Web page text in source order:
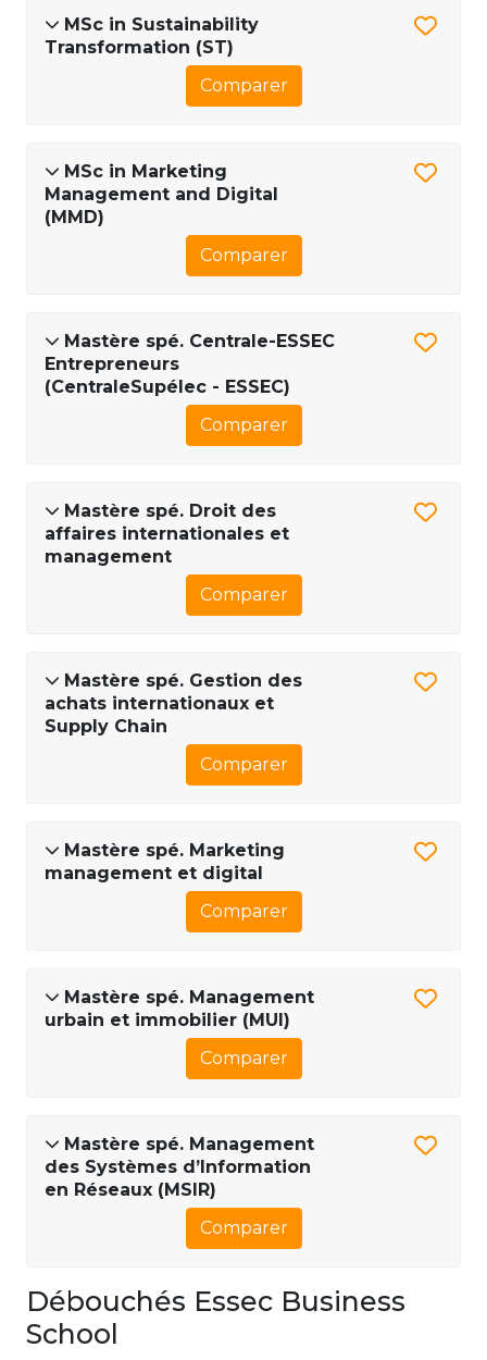
MSc in Sustainability
Transformation (ST)
Comparer
MSc in Marketing
Management and Digital
(MMD)
Comparer
Mastère spé. Centrale-ESSEC
Entrepreneurs
(CentraleSupélec - ESSEC)
Comparer
Mastère spé. Droit des
affaires internationales et
management
Comparer
Mastère spé. Gestion des
achats internationaux et
Supply Chain
Comparer
Mastère spé. Marketing
management et digital
Comparer
Mastère spé. Management
urbain et immobilier (MUI)
Comparer
Mastère spé. Management
des Systèmes d’Information
en Réseaux (MSIR)
Comparer
Débouchés Essec Business
School